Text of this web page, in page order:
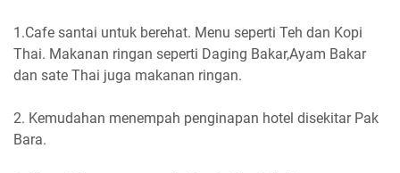
1.Cafe santai untuk berehat. Menu seperti Teh dan Kopi
Thai. Makanan ringan seperti Daging Bakar,Ayam Bakar
dan sate Thai juga makanan ringan.
2. Kemudahan menempah penginapan hotel disekitar Pak
Bara.